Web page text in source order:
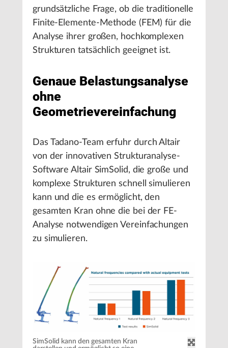
grundsätzliche Frage, ob die traditionelle
Finite-Elemente-Methode (FEM) für die
Analyse ihrer großen, hochkomplexen
Strukturen tatsächlich geeignet ist.
Genaue Belastungsanalyse
ohne
Geometrievereinfachung
Das Tadano-Team erfuhr durch Altair
von der innovativen Strukturanalyse-
Software Altair SimSolid, die große und
komplexe Strukturen schnell simulieren
kann und die es ermöglicht, den
gesamten Kran ohne die bei der FE-
Analyse notwendigen Vereinfachungen
zu simulieren.
SimSolid kann den gesamten Kran